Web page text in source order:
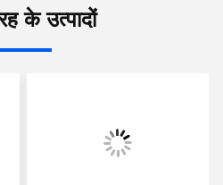
के उत्पादों